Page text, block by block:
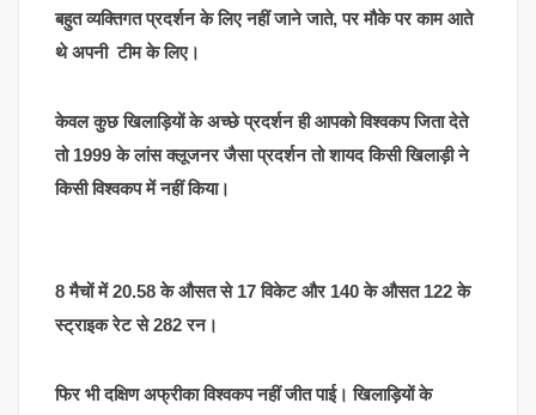
बहुत व्यक्तिगत प्रदर्शन के लिए नहीं जाने जाते, पर मौके पर काम आते
थे अपनी टीम के लिए।
केवल कुछ खिलाड़ियों के अच्छे प्रदर्शन ही आपको विश्वकप जिता देते
तो 1999 के लांस क्लूजनर जैसा प्रदर्शन तो शायद किसी खिलाड़ी ने
किसी विश्वकप में नहीं किया।
8 मैचों में 20.58 के औसत से 17 विकेट और 140 के औसत 122 के
स्ट्राइक रेट से 282 रन।
फिर भी दक्षिण अफ्रीका विश्वकप नहीं जीत पाई। खिलाड़ियों के